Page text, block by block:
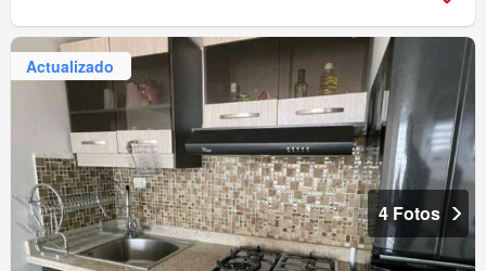
Actualizado
4 Fotos